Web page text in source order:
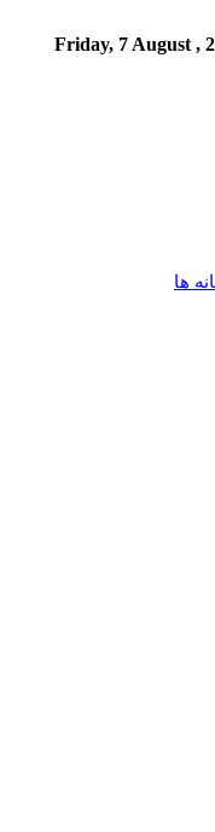
Friday, 7 August ,
ها